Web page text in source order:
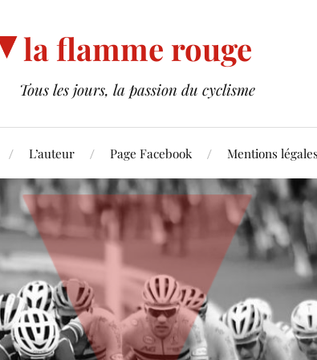
la flamme rouge
Tous les jours, la passion du cyclisme
L’auteur Page Facebook Mentions